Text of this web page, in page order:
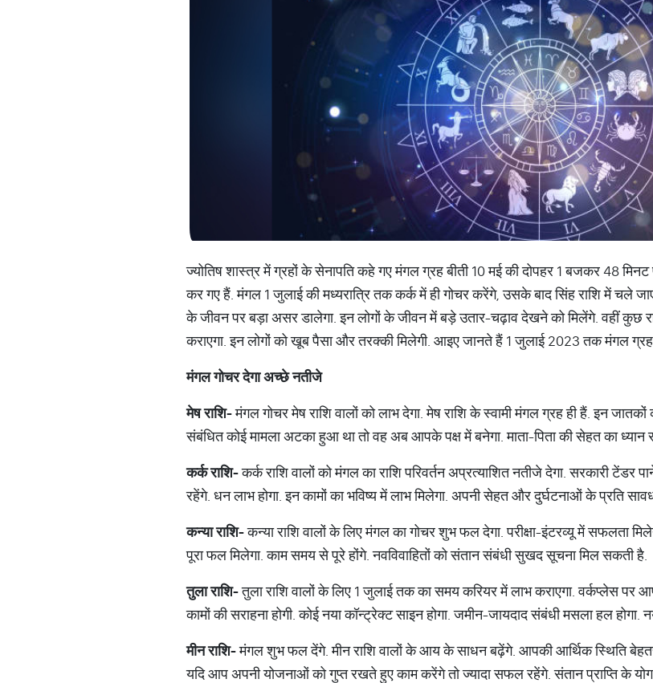
ज्‍योतिष शास्‍त्र में ग्रहों के सेनापति कहे गए मंगल ग्रह बीती 10 मई की दोपहर 1 बजकर 48
कर गए हैं. मंगल 1 जुलाई की मध्यरात्रि तक कर्क में ही गोचर करेंगे, उसके बाद सिंह राशि में चले
के जीवन पर बड़ा असर डालेगा. इन लोगों के जीवन में बड़े उतार-चढ़ाव देखने को मिलेंगे. वहीं कुछ
कराएगा. इन लोगों को खूब पैसा और तरक्‍की मिलेगी. आइए जानते हैं 1 जुलाई 2023 तक मंगल ग्रह
मंगलगोचरदेगाअच्छेनतीजे
मेषराशि-मंगल गोचर मेष राशि वालों को लाभ देगा. मेष राशि के स्‍वामी मंगल ग्रह ही हैं. इन
संबंधित कोई मामला अटका हुआ था तो वह अब आपके पक्ष में बनेगा. माता-पिता की सेहत का
कर्कराशि-कर्क राशि वालों को मंगल का राशि परिवर्तन अप्रत्‍याशित नतीजे देगा. सरकारी
रहेंगे. धन लाभ होगा. इन कामों का भविष्‍य में लाभ मिलेगा. अपनी सेहत और दुर्घटनाओं के प्रति
कन्याराशि-कन्‍या राशि वालों के लिए मंगल का गोचर शुभ फल देगा. परीक्षा-इंटरव्‍यू में सफलता
पूरा फल मिलेगा. काम समय से पूरे होंगे. नवविवाहितों को संतान संबंधी सुखद सूचना मिल सकती है.
तुलाराशि-तुला राशि वालों के लिए 1 जुलाई तक का समय करियर में लाभ कराएगा. वर्कप्‍लेस पर
कामों की सराहना होगी. कोई नया कॉन्‍ट्रेक्‍ट साइन होगा. जमीन-जायदाद संबंधी मसला हल
मीनराशि-मंगल शुभ फल देंगे. मीन राशि वालों के आय के साधन बढ़ेंगे. आपकी आर्थिक स्थिति बेहतर
यदि आप अपनी योजनाओं को गुप्‍त रखते हुए काम करेंगे तो ज्‍यादा सफल रहेंगे. संतान प्राप्ति के